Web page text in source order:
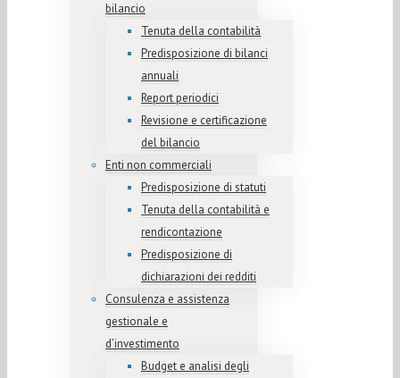
bilancio
Tenuta della contabilità
Predisposizione di bilanci
annuali
Report periodici
Revisione e certificazione
del bilancio
Enti non commerciali
Predisposizione di statuti
Tenuta della contabilità e
rendicontazione
Predisposizione di
dichiarazioni dei redditi
Consulenza e assistenza
gestionale e
d’investimento
Budget e analisi degli